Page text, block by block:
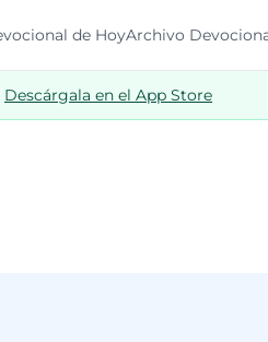
de HoyArchivo
Descárgala en el App Store